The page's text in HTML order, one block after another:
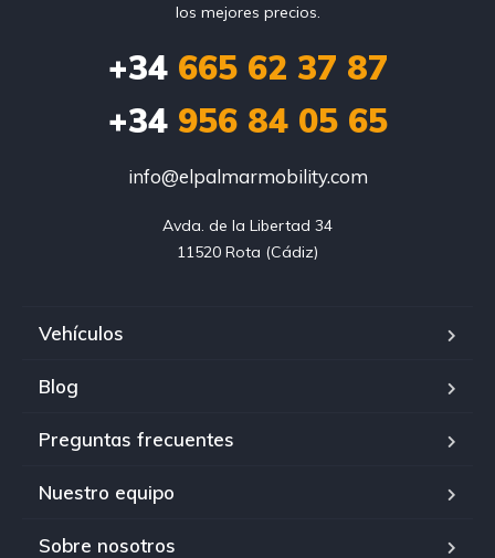
los mejores precios.
+34665 62 37 87
+34956 84 05 65
info@elpalmarmobility.com
Avda. de la Libertad 34
11520 Rota (Cádiz)
Vehículos
Blog
Preguntas frecuentes
Nuestro equipo
Sobre nosotros